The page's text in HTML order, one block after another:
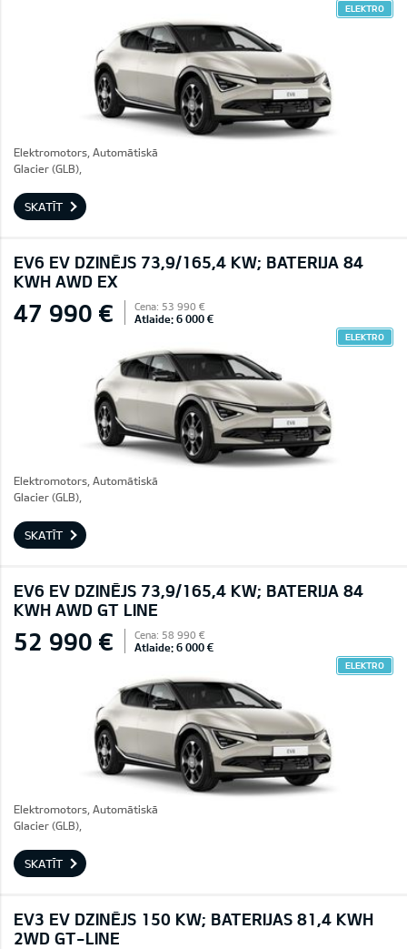
ELEKTRO
Elektromotors, Automātiskā
Glacier (GLB),
SKATĪT
EV6 EV DZINĒJS 73,9/165,4 KW; BATERIJA 84
KWH AWD EX
47 990 € Cena: 53 990 €
Atlaide: 6 000 €
ELEKTRO
Elektromotors, Automātiskā
Glacier (GLB),
SKATĪT
EV6 EV DZINĒJS 73,9/165,4 KW; BATERIJA 84
KWH AWD GT LINE
52 990 € Cena: 58 990 €
Atlaide: 6 000 €
ELEKTRO
Elektromotors, Automātiskā
Glacier (GLB),
SKATĪT
EV3 EV DZINĒJS 150 KW; BATERIJAS 81,4 KWH
2WD GT-LINE